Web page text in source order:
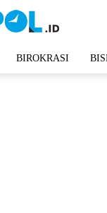
BIROKRASI